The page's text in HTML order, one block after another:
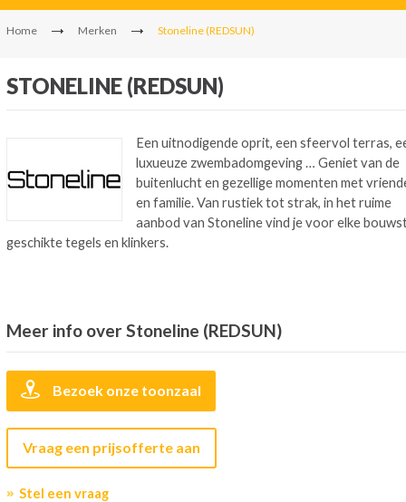
Home Merken Stoneline (REDSUN)
STONELINE (REDSUN)
Een uitnodigende oprit, een sfeervol terras,
luxueuze zwembadomgeving … Geniet van de
buitenlucht en gezellige momenten met
en familie. Van rustiek tot strak, in het ruime
aanbod van Stoneline vind je voor elke
geschikte tegels en klinkers.
Meer info over Stoneline (REDSUN)
Bezoek onze toonzaal
Vraag een prijsofferte aan
Stel een vraag